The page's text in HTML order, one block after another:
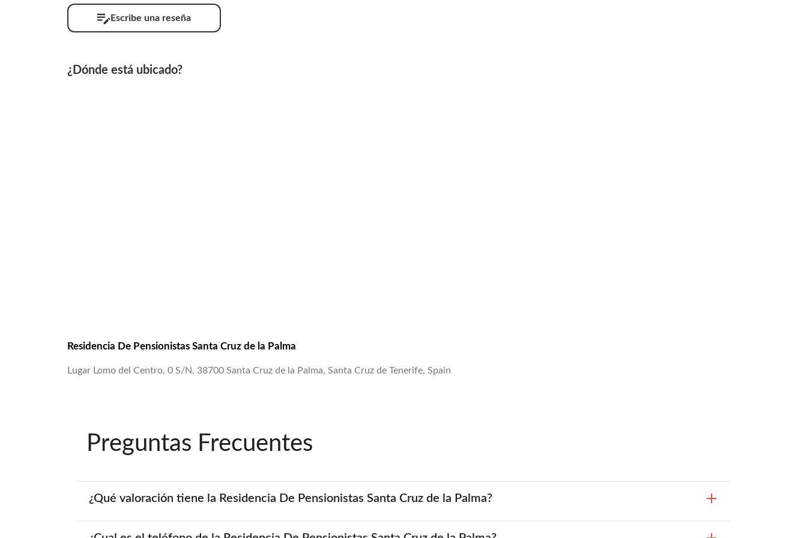
Escribe una reseña
¿Dónde está ubicado?
Residencia De Pensionistas Santa Cruz de la Palma
Lugar Lomo del Centro, 0 S/N, 38700 Santa Cruz de la Palma, Santa Cruz de Tenerife, Spain
Preguntas Frecuentes
¿Qué valoración tiene la Residencia De Pensionistas Santa Cruz de la Palma?